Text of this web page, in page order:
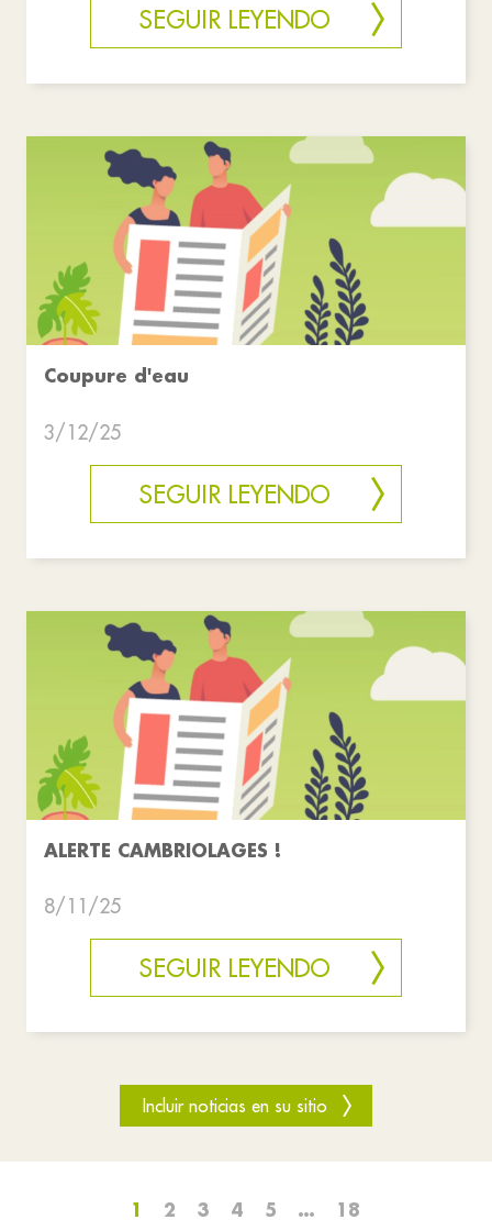
SEGUIR LEYENDO
Coupure d'eau
3/12/25
SEGUIR LEYENDO
ALERTE CAMBRIOLAGES !
8/11/25
SEGUIR LEYENDO
Incluir noticias en su sitio
1 2 3 4 5 … 18